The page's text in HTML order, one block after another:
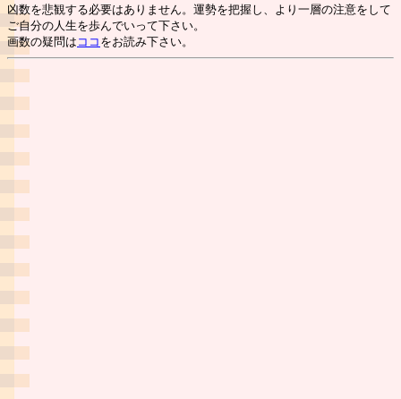
凶数を悲観する必要はありません。運勢を把握し、より一層の注意をして
ご自分の人生を歩んでいって下さい。
画数の疑問は ココ をお読み下さい。